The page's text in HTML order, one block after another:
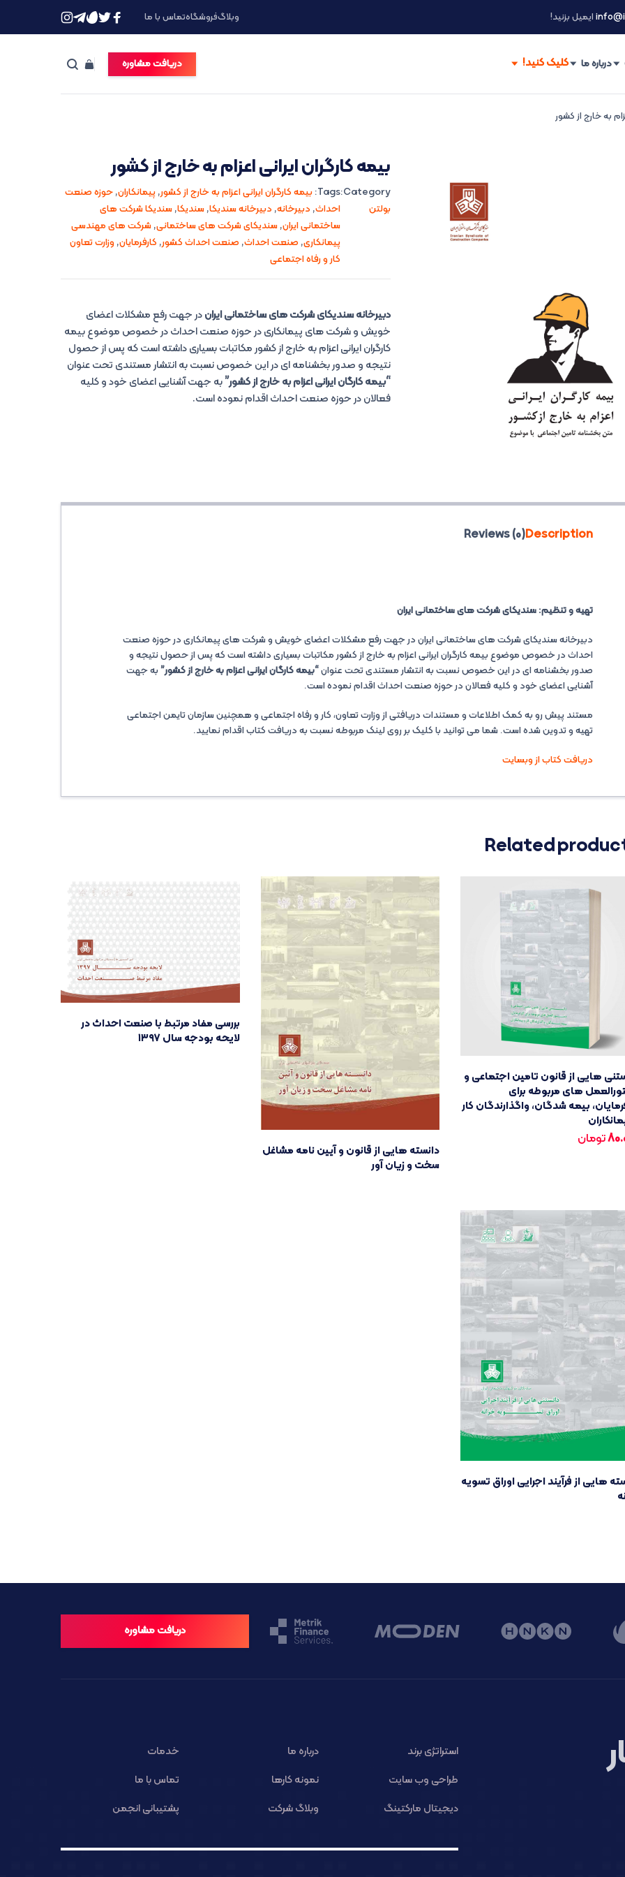
ایمیل بزنید! وبلاگفروشگاهتماس با ما
درباره ما دریافت مشاوره
به خارج از کشور
بیمه کارگران ایرانی اعزام به خارج از کشور
دبیرخانه سندیکای شرکت های ساختمانی ایراندر جهت رفع مشکلات اعضای
خویش و شرکت های پیمانکاری در حوزه صنعت احداث در خصوص موضوع بیمه
کارگران ایرانی اعزام به خارج از کشور مکاتبات بسیاری داشته است که پس از حصول
نتیجه و صدور بخشنامه ای در این خصوص نسبت به انتشار مستندی تحت عنوان
“بیمه کارگان ایرانی اعزام به خارج از کشور”به جهت آشنایی اعضای خود و کلیه
فعالان در حوزه صنعت احداث اقدام نموده است.
Category:
بولتن
Tags: بیمه کارگران ایرانی اعزام به خارج از کشور,پیمانکاران,حوزه صنعت
احداث, دبیرخانه, دبیرخانه سندیکا,سندیکا,سندیکا شرکت های
ساختمانی ایران,سندیکای شرکت های ساختمانی,شرکت های مهندسی
پیمانکاری, صنعت احداث, صنعت احداث کشور, کارفرمایان,وزارت تعاون
کار و رفاه اجتماعی
Description
Reviews (0)
تهیه و تنظیم: سندیکای شرکت های ساختمانی ایران
دبیرخانه سندیکای شرکت های ساختمانی ایران در جهت رفع مشکلات اعضای خویش و شرکت های پیمانکاری در حوزه صنعت
احداث در خصوص موضوع بیمه کارگران ایرانی اعزام به خارج از کشور مکاتبات بسیاری داشته است که پس از حصول نتیجه و
صدور بخشنامه ای در این خصوص نسبت به انتشار مستندی تحت عنوان“بیمه کارگان ایرانی اعزام به خارج از کشور”به جهت
آشنایی اعضای خود و کلیه فعالان در حوزه صنعت احداث اقدام نموده است.
مستند پیش رو به کمک اطلاعات و مستندات دریافتی از وزارت تعاون، کار و رفاه اجتماعی و همچنین سازمان تایمن اجتماعی
تهیه و تدوین شده است. شما می توانید با کلیک بر روی لینک مربوطه نسبت به دریافت کتاب اقدام نمایید.
دریافت کتاب از وبسایت
Related
هایی از قانون تامین اجتماعی و
های مربوطه برای
بیمه شدگان، واگذارندگان کار
تومان
دانسته هایی از قانون و آیین نامه مشاغل
سخت و زیان آور
بررسی مفاد مرتبط با صنعت احداث در
لایحه بودجه سال ۱۳۹۷
هایی از فرآیند اجرایی اوراق تسویه
دریافت مشاوره
استراتژی برند درباره ما
خدمات
طراحی وب سایت
نمونه کارها
تماس با ما
دیجیتال مارکتینگ
وبلاگ شرکت پشتیبانی انجمن